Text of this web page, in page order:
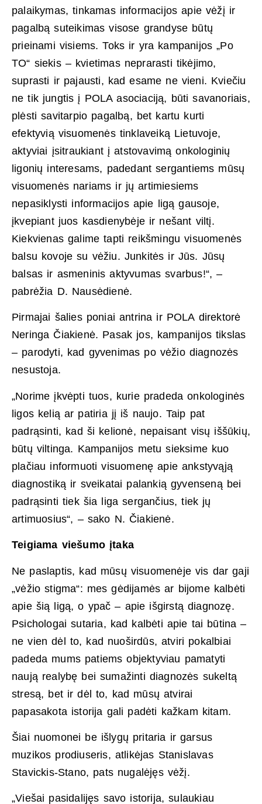
palaikymas, tinkamas informacijos apie vėžį ir
pagalbą suteikimas visose grandyse būtų
prieinami visiems. Toks ir yra kampanijos „Po
TO“ siekis – kvietimas neprarasti tikėjimo,
suprasti ir pajausti, kad esame ne vieni. Kviečiu
ne tik jungtis į POLA asociaciją, būti savanoriais,
plėsti savitarpio pagalbą, bet kartu kurti
efektyvią visuomenės tinklaveiką Lietuvoje,
aktyviai įsitraukiant į atstovavimą onkologinių
ligonių interesams, padedant sergantiems mūsų
visuomenės nariams ir jų artimiesiems
nepasiklysti informacijos apie ligą gausoje,
įkvepiant juos kasdienybėje ir nešant viltį.
Kiekvienas galime tapti reikšmingu visuomenės
balsu kovoje su vėžiu. Junkitės ir Jūs. Jūsų
balsas ir asmeninis aktyvumas svarbus!“, –
pabrėžia D. Nausėdienė.
Pirmajai šalies poniai antrina ir POLA direktorė
Neringa Čiakienė. Pasak jos, kampanijos tikslas
– parodyti, kad gyvenimas po vėžio diagnozės
nesustoja.
„Norime įkvėpti tuos, kurie pradeda onkologinės
ligos kelią ar patiria jį iš naujo. Taip pat
padrąsinti, kad ši kelionė, nepaisant visų iššūkių,
būtų viltinga. Kampanijos metu sieksime kuo
plačiau informuoti visuomenę apie ankstyvąją
diagnostiką ir sveikatai palankią gyvenseną bei
padrąsinti tiek šia liga sergančius, tiek jų
artimuosius“, – sako N. Čiakienė.
Teigiama viešumo įtaka
Ne paslaptis, kad mūsų visuomenėje vis dar gaji
„vėžio stigma“: mes gėdijamės ar bijome kalbėti
apie šią ligą, o ypač – apie išgirstą diagnozę.
Psichologai sutaria, kad kalbėti apie tai būtina –
ne vien dėl to, kad nuoširdūs, atviri pokalbiai
padeda mums patiems objektyviau pamatyti
naują realybę bei sumažinti diagnozės sukeltą
stresą, bet ir dėl to, kad mūsų atvirai
papasakota istorija gali padėti kažkam kitam.
Šiai nuomonei be išlygų pritaria ir garsus
muzikos prodiuseris, atlikėjas Stanislavas
Stavickis-Stano, pats nugalėjęs vėžį.
„Viešai pasidalijęs savo istorija, sulaukiau